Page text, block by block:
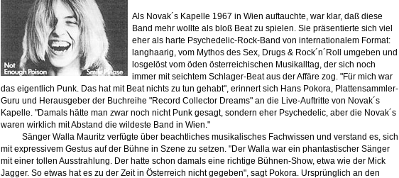
Als Novak´s Kapelle 1967 in Wien auftauchte, war klar, daß diese
Band mehr wollte als bloß Beat zu spielen. Sie präsentierte sich viel
eher als harte Psychedelic-Rock-Band von internationalem Format:
langhaarig, vom Mythos des Sex, Drugs & Rock´n´Roll umgeben und
losgelöst vom öden österreichischen Musikalltag, der sich noch
immer mit seichtem Schlager-Beat aus der Affäre zog. "Für mich war
das eigentlich Punk. Das hat mit Beat nichts zu tun gehabt", erinnert sich Hans Pokora, Plattensammler-
Guru und Herausgeber der Buchreihe "Record Collector Dreams" an die Live-Auftritte von Novak´s
Kapelle. "Damals hätte man zwar noch nicht Punk gesagt, sondern eher Psychedelic, aber die Novak´s
waren wirklich mit Abstand die wildeste Band in Wien."
Sänger Walla Mauritz verfügte über beachtliches musikalisches Fachwissen und verstand es, sich
mit expressivem Gestus auf der Bühne in Szene zu setzen. "Der Walla war ein phantastischer Sänger
mit einer tollen Ausstrahlung. Der hatte schon damals eine richtige Bühnen-Show, etwa wie der Mick
Jagger. So etwas hat es zu der Zeit in Österreich nicht gegeben", sagt Pokora. Ursprünglich an den